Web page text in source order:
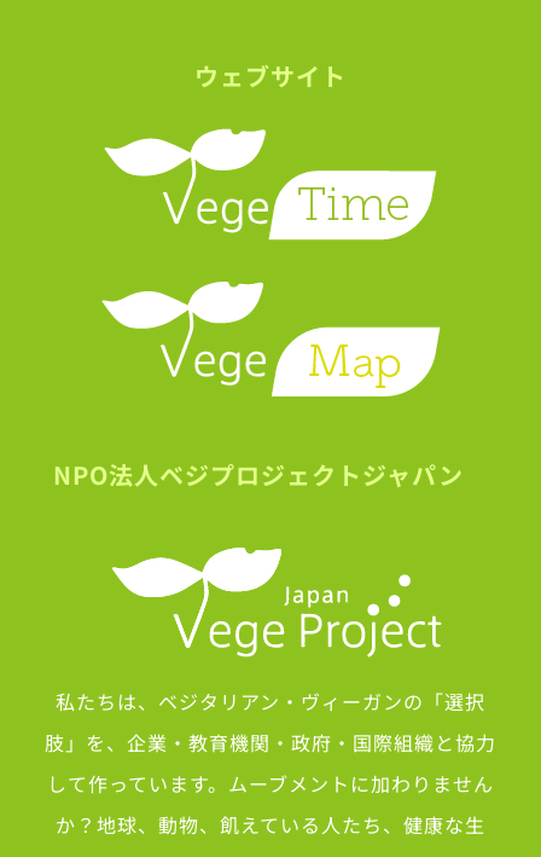
ウェブサイト
NPO法人ベジプロジェクトジャパン
私たちは、ベジタリアン・ヴィーガンの「選択
肢」を、企業・教育機関・政府・国際組織と協力
して作っています。ムーブメントに加わりません
か？地球、動物、飢えている人たち、健康な生